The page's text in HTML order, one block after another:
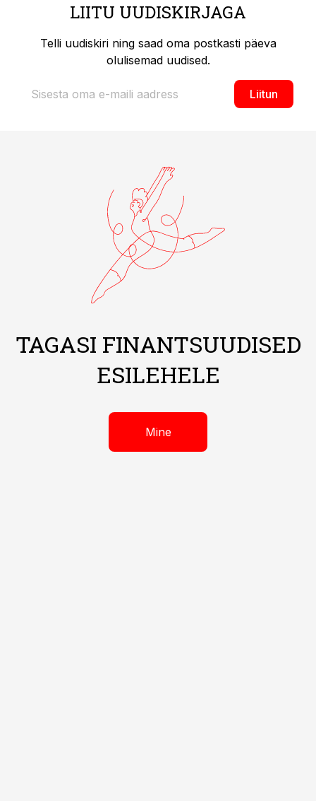
LIITU UUDISKIRJAGA
Telli uudiskiri ning saad oma postkasti päeva
olulisemad uudised.
Liitun
TAGASI FINANTSUUDISED
ESILEHELE
Mine